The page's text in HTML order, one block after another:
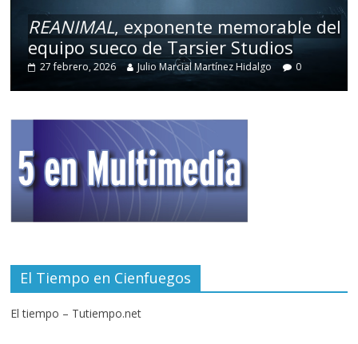
REANIMAL, exponente memorable del
equipo sueco de Tarsier Studios
27 febrero, 2026 Julio Marcial Martínez Hidalgo 0
El Tiempo en Cienfuegos
El tiempo – Tutiempo.net